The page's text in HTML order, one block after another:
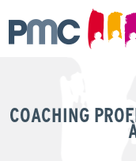
COACHING